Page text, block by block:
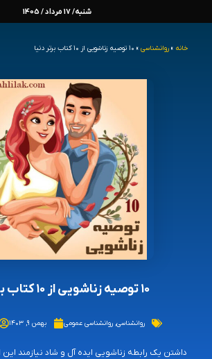
شنبه/ 17 مرداد / 1405
خانه » روانشناسی » ۱۰ توصیه زناشویی از ۱۰ کتاب برتر دنیا
۱۰ توصیه زناشویی از ۱۰ کتاب برتر دنیا
روانشناسی, روانشناسی عمومی بهمن ۹, ۱۴۰۳
داشتن یک رابطه زناشویی ایده آل و شاد نیازمند